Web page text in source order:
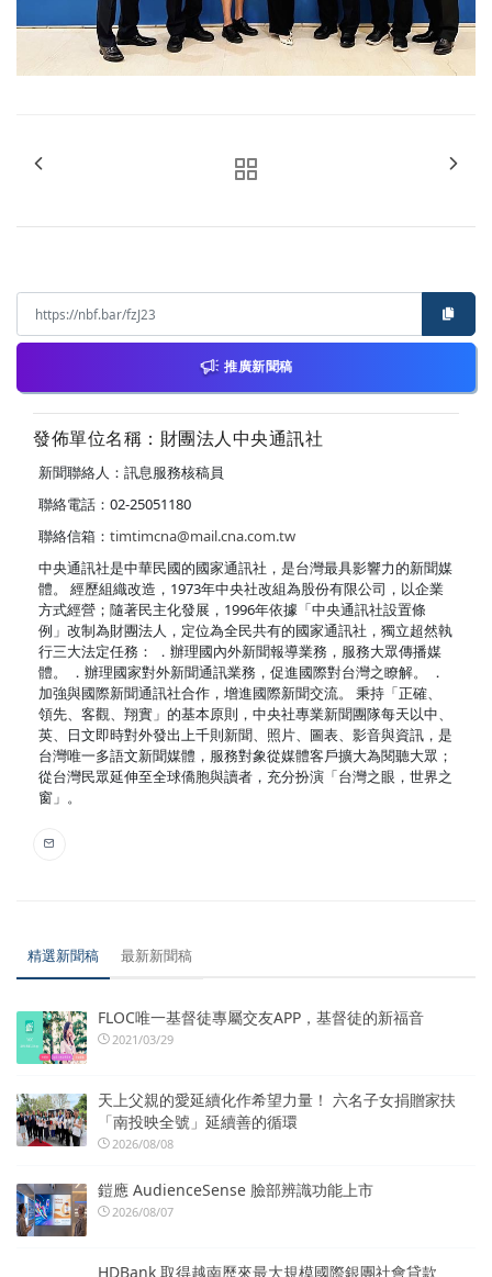
推廣新聞稿
發佈單位名稱：財團法人中央通訊社
新聞聯絡人：訊息服務核稿員
聯絡電話：02-25051180
聯絡信箱： timtimcna@mail.cna.com.tw
中央通訊社是中華民國的國家通訊社，是台灣最具影響力的新聞媒
體。 經歷組織改造，1973年中央社改組為股份有限公司，以企業
方式經營；隨著民主化發展，1996年依據「中央通訊社設置條
例」改制為財團法人，定位為全民共有的國家通訊社，獨立超然執
行三大法定任務： ．辦理國內外新聞報導業務，服務大眾傳播媒
體。 ．辦理國家對外新聞通訊業務，促進國際對台灣之瞭解。 ．
加強與國際新聞通訊社合作，增進國際新聞交流。 秉持「正確、
領先、客觀、翔實」的基本原則，中央社專業新聞團隊每天以中、
英、日文即時對外發出上千則新聞、照片、圖表、影音與資訊，是
台灣唯一多語文新聞媒體，服務對象從媒體客戶擴大為閱聽大眾；
從台灣民眾延伸至全球僑胞與讀者，充分扮演「台灣之眼，世界之
窗」。
精選新聞稿 最新新聞稿
FLOC唯一基督徒專屬交友APP，基督徒的新福音
2021/03/29
天上父親的愛延續化作希望力量！ 六名子女捐贈家扶
「南投映全號」延續善的循環
2026/08/08
鎧應 AudienceSense 臉部辨識功能上市
2026/08/07
HDBank 取得越南歷來最大規模國際銀團社會貸款